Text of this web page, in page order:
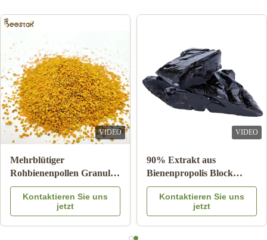
F finfo Mhade
Apr 30.2025
It arrived well-packaged (no damage at all!) and days earlier than
the estimated delivery date. The logistics team did a fantastic job
—fast, reliable, and hassle-free. I’m so impressed with how
quickly I got my item!
VIDEO
Mehrblütiger
Rohbienenpollen Granulat
25kg Karton
Nahrungsergänzungsmittel
Kontaktieren Sie uns
jetzt
VIDEO
90% Extrakt aus
Bienenpropolis Block
Bienenprodukte für die
Gesundheitsversorgung
aus Bienenstern
Kontaktieren Sie uns
jetzt